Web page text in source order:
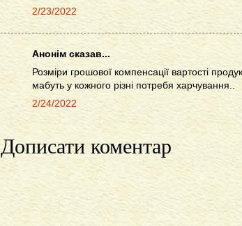
2/23/2022
Анонім сказав...
Розміри грошової компенсації вартості
мабуть у кожного різні потребя харчування..
2/24/2022
Дописати коментар